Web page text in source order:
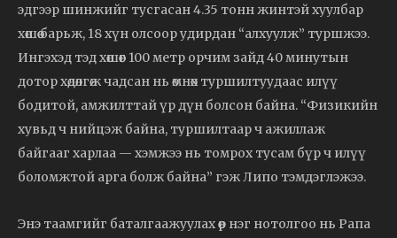
эдгээр шинжийг тусгасан 4.35 тонн жинтэй хуулбар
хөшөө барьж, 18 хүн олсоор удирдан “алхуулж” туршжээ.
Ингэхэд тэд хөшөөг 100 метр орчим зайд 40 минутын
дотор хөдөлгөж чадсан нь өмнөх туршилтуудаас илүү
бодитой, амжилттай үр дүн болсон байна. “Физикийн
хувьд ч нийцэж байна, туршилтаар ч ажиллаж
байгааг харлаа — хэмжээ нь томрох тусам бүр ч илүү
боломжтой арга болж байна” гэж Липо тэмдэглэжээ.
Энэ таамгийг баталгаажуулах өөр нэг нотолгоо нь Рапа